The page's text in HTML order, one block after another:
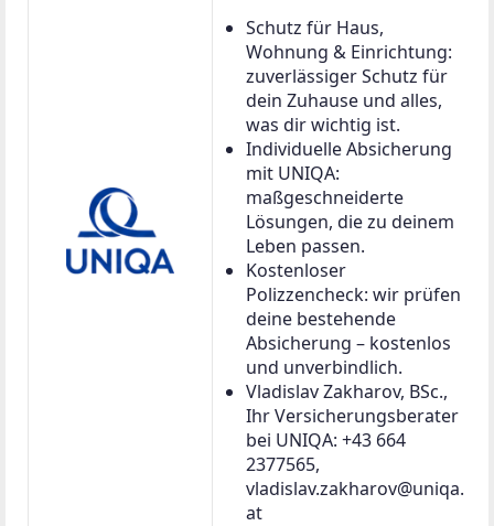
Schutz für Haus,
Wohnung & Einrichtung:
zuverlässiger Schutz für
dein Zuhause und alles,
was dir wichtig ist.
Individuelle Absicherung
mit UNIQA:
maßgeschneiderte
Lösungen, die zu deinem
Leben passen.
Kostenloser
Polizzencheck: wir prüfen
deine bestehende
Absicherung – kostenlos
und unverbindlich.
Vladislav Zakharov, BSc.,
Ihr Versicherungsberater
bei UNIQA: +43 664
2377565,
vladislav.zakharov@uniqa.
at